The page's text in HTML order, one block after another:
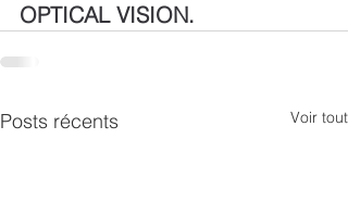
OPTICAL VISION.
Posts récents Voir tout